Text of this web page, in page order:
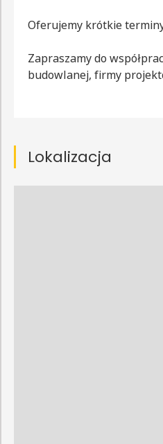
Oferujemy krótkie
Zapraszamy do
budowlanej, firmy
Lokalizacja